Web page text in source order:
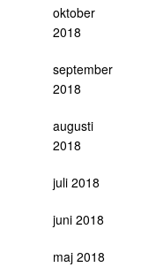
oktober
2018
september
2018
augusti
2018
juli 2018
juni 2018
maj 2018